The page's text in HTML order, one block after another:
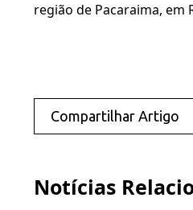
região de Pacaraima, em
Compartilhar Artigo
Notícias